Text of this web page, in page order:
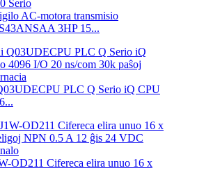
AC-motora transmisio
3HP 15...
PLC Q Serio iQ CPU
OD211 Cifereca elira unuo 16 x